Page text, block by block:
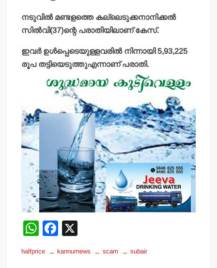
നടുവില്‍ മണ്ടളത്തെ കല്ലെടുക്കനാനിക്കല്‍
സില്‍വി(37)ന്റെ പരാതിയിലാണ് കേസ്.
ഇവര്‍ ഉള്‍പ്പെടെയുള്ളവരില്‍ നിന്നായി 5,93,225
രൂപ തട്ടിയെടുത്തുഎന്നാണ് പരാതി.
W
at
F
c
halfprice kannurnews scam subair